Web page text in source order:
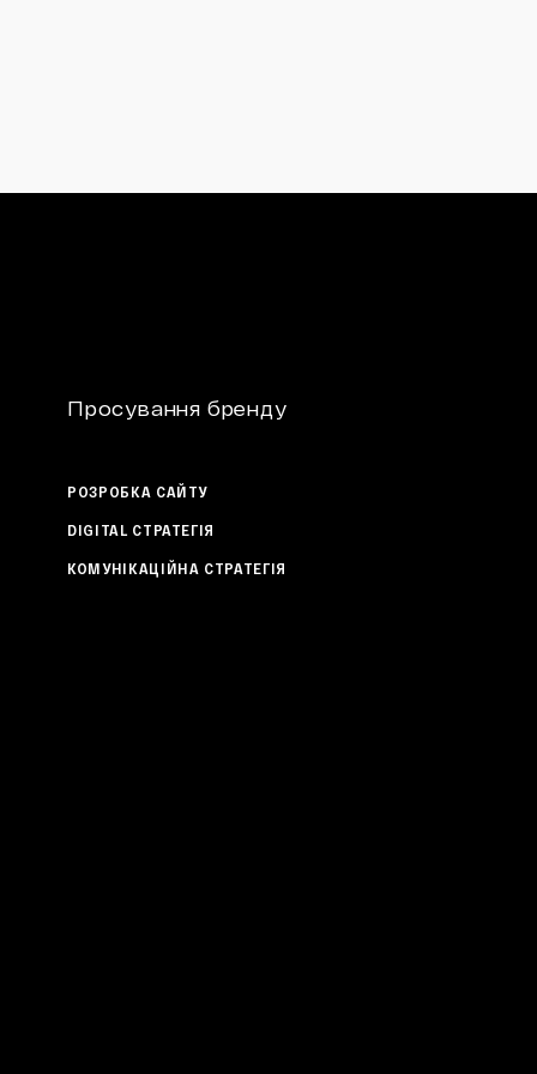
Просування бренду
РОЗРОБКА САЙТУ
DIGITAL СТРАТЕГІЯ
КОМУНІКАЦІЙНА СТРАТЕГІЯ